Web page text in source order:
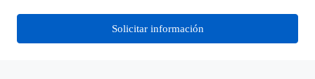
Solicitar información